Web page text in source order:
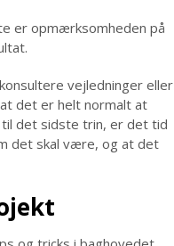
er opmærksomheden på
vejledninger eller
det er helt normalt at
det sidste trin, er det tid
det skal være, og at det